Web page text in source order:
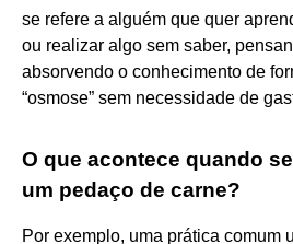
se refere a alguém que quer
ou realizar algo sem saber,
absorvendo o conhecimento de
“osmose” sem necessidade de
O que acontece quando
um pedaço de carne?
Por exemplo, uma prática comum